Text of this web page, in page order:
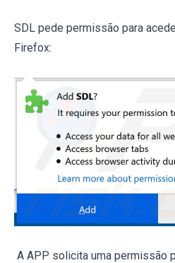
SDL pede permissão para
Firefox:
A APP solicita uma permissão